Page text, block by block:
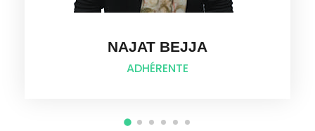
NAJAT BEJJA
ADHÉRENTE